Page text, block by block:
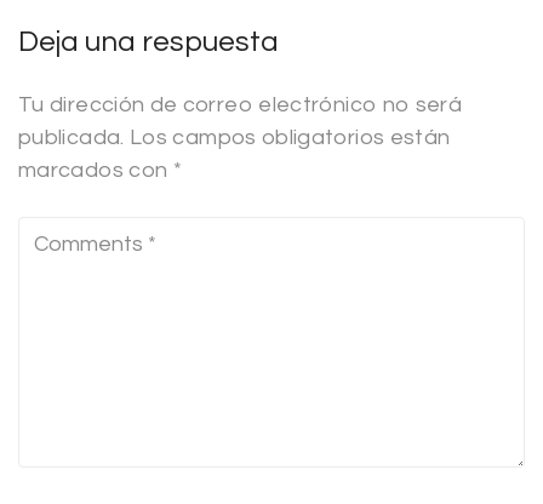
Deja una respuesta
Tu dirección de correo electrónico no será
publicada. Los campos obligatorios están
marcados con *